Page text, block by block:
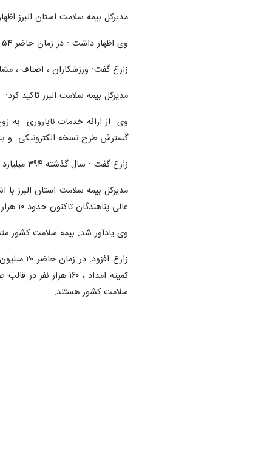
مدیرکل بیمه سلامت استان البرز
وی اظهار داشت : در زمان حاضر ۵۴ هزار نفر از روستائیان استان البرز تحت پوشش این بیمه قرار دارند که تلاش ها براین است که تمام جمعیت روستایی استان تحت پوشش بیمه قرار گیرد.
زارع گفت: ورزشکاران ، اصناف ،
مدیرکل بیمه سلامت البرز تاکید کرد: طرح تائیدغیرحضوری برخی
گسترش طرح نسخه الکترونیکی و
زارع گفت : سال گذشته ۳۹۴ میلیارد تومان برای درمان افراد تحت پوشش بیمه سلامت البرز هزینه شده که امسال طبق پیش بینی این رقم بین ۲۵ تا ۳۰ درصد افزایش می یابد.
مدیرکل بیمه سلامت استان البرز
عالی پناهندگان تاکنون حدود ۱۰ هزار نفر از این افراد در البرز بیمه شده اند.
وی یادآور شد: بیمه سلامت کشور
سلامت کشور هستند.